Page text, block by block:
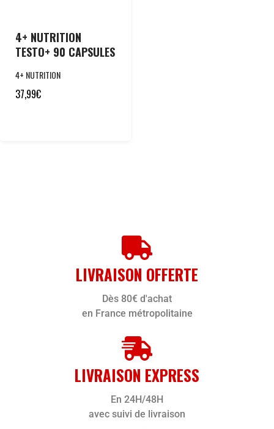
4+ NUTRITION
TESTO+ 90 CAPSULES
4+ NUTRITION
37,99€
LIVRAISON OFFERTE
Dès 80€ d'achat
en France métropolitaine
LIVRAISON EXPRESS
En 24H/48H
avec suivi de livraison